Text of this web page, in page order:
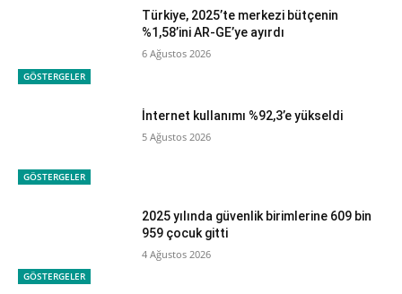
GÖSTERGELER
Türkiye, 2025’te merkezi bütçenin
%1,58’ini AR-GE’ye ayırdı
6 Ağustos 2026
GÖSTERGELER
İnternet kullanımı %92,3’e yükseldi
5 Ağustos 2026
GÖSTERGELER
2025 yılında güvenlik birimlerine 609 bin
959 çocuk gitti
4 Ağustos 2026